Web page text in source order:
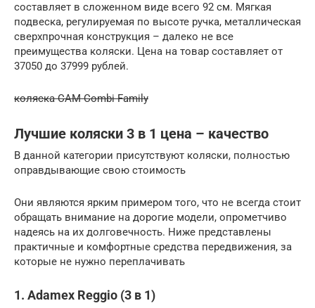
составляет в сложенном виде всего 92 см. Мягкая
подвеска, регулируемая по высоте ручка, металлическая
сверхпрочная конструкция – далеко не все
преимущества коляски. Цена на товар составляет от
37050 до 37999 рублей.
коляска CAM Combi Family
Лучшие коляски 3 в 1 цена – качество
В данной категории присутствуют коляски, полностью
оправдывающие свою стоимость
Они являются ярким примером того, что не всегда стоит
обращать внимание на дорогие модели, опрометчиво
надеясь на их долговечность. Ниже представлены
практичные и комфортные средства передвижения, за
которые не нужно переплачивать
1. Adamex Reggio (3 в 1)